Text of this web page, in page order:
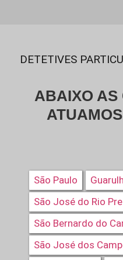
DETETIVES
ABAIXO AS
São Paulo
São José do Rio
São Bernardo do
São José dos